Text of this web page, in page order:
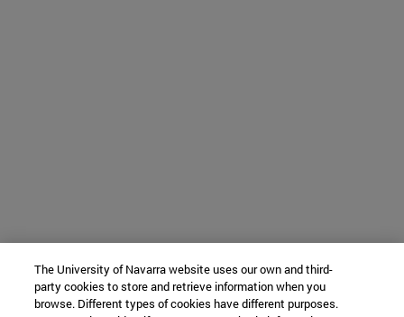
The University of Navarra website uses our own and third-
party cookies to store and retrieve information when you
browse. Different types of cookies have different purposes.